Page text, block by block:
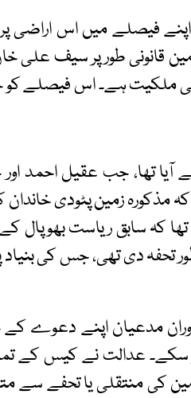
فیصلے میں اس اراضی
قانونی طور پر سیف علی خان،
ہی ملکیت ہے۔ اس فیصلے کو
بار 1998 میں سامنے آیا تھا، جب
مذکورہ زمین پٹودی
تحفہ دی تھی، جس کی
مدعیان اپنے دعوے
سکے۔ عدالت نے کیس کے
کی منتقلی یا تحفے سے